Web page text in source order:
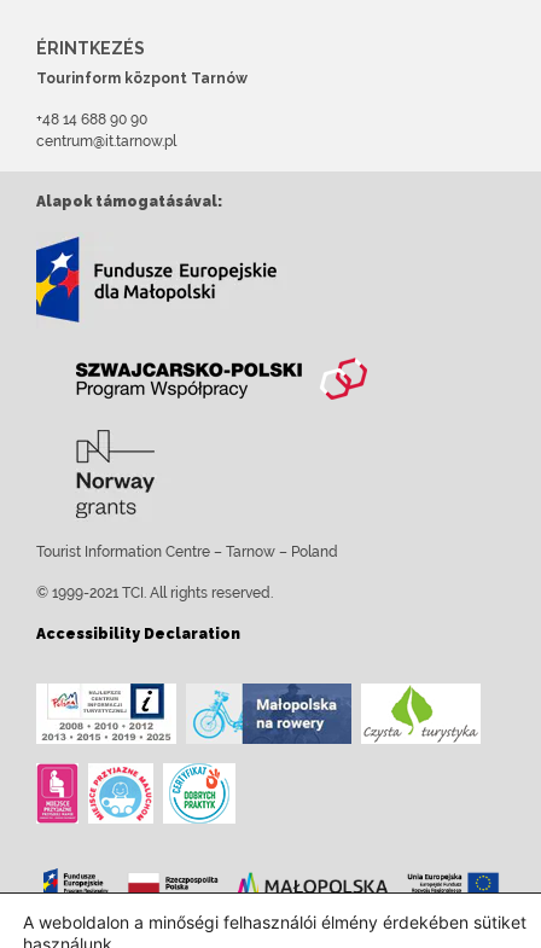
ÉRINTKEZÉS
Tourinform központ Tarnów
+48 14 688 90 90
centrum@it.tarnow.pl
Alapok támogatásával:
Tourist Information Centre – Tarnow – Poland
© 1999-2021 TCI. All rights reserved.
Accessibility Declaration
A weboldalon a minőségi felhasználói élmény érdekében sütiket
használunk.